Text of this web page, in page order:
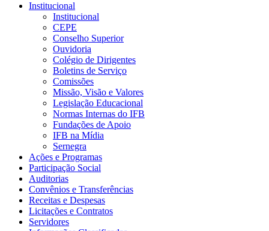
Institucional
Institucional
CEPE
Conselho Superior
Ouvidoria
Colégio de Dirigentes
Boletins de Serviço
Comissões
Missão, Visão e Valores
Legislação Educacional
Normas Internas do IFB
Fundações de Apoio
IFB na Mídia
Sernegra
Ações e Programas
Participação Social
Auditorias
Convênios e Transferências
Receitas e Despesas
Licitações e Contratos
Servidores